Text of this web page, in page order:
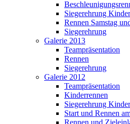
Siegerehrung
Rennen Samstag
Siegerehrung
Galerie 2013
Teampräsentation
Rennen
Siegerehrung
Galerie 2012
Teampräsentation
Kinderrennen
Siegerehrung
Start und Rennen
Rennen und